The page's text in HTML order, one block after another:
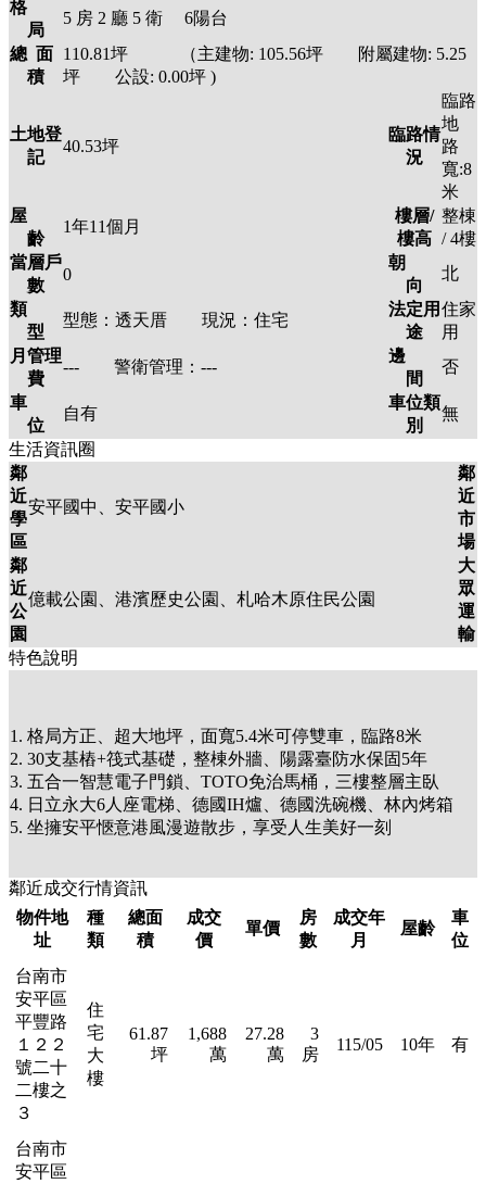
格
局
5 房 2 廳 5 衛
6陽台
總 面
積
110.81坪 （主建物: 105.56坪 附屬建物: 5.25
坪 公設: 0.00坪 )
土地登
記
40.53坪
臨路情
況
臨路
地
路
寬:8
米
屋
齡
1年11個月
樓層/
樓高
整棟
/ 4樓
當層戶
數
0
朝
向
北
類
型
型態： 透天厝 現況： 住宅
法定用
途
住家
用
月管理
費
--- 警衛管理： ---
邊
間
否
車
位
自有
車位類
別
無
生活資訊圈
鄰
近
學
區
安平國中、安平國小
鄰
近
市
場
鄰
近
公
園
億載公園、港濱歷史公園、札哈木原住民公園
大
眾
運
輸
特色說明
1. 格局方正、超大地坪，面寬5.4米可停雙車，臨路8米
2. 30支基樁+筏式基礎，整棟外牆、陽露臺防水保固5年
3. 五合一智慧電子門鎖、TOTO免治馬桶，三樓整層主臥
4. 日立永大6人座電梯、德國IH爐、德國洗碗機、林內烤箱
5. 坐擁安平愜意港風漫遊散步，享受人生美好一刻
鄰近成交行情資訊
物件地
址
種
類
總面
積
成交
價
單價
房
數
成交年
月
屋齡
車
位
台南市
安平區
平豐路
１２２
號二十
二樓之
３
住
宅
大
樓
61.87
坪
1,688
萬
27.28
萬
3
房
115/05 10年 有
台南市
安平區